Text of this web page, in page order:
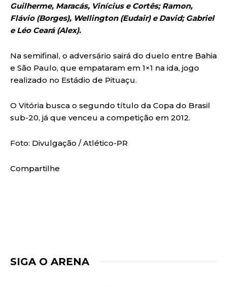
Guilherme, Maracás, Vinícius e Cortês; Ramon,
Flávio (Borges), Wellington (Eudair) e David; Gabriel
e Léo Ceará (Alex).
Na semifinal, o adversário sairá do duelo entre Bahia
e São Paulo, que empataram em 1×1 na ida, jogo
realizado no Estádio de Pituaçu.
O Vitória busca o segundo título da Copa do Brasil
sub-20, já que venceu a competição em 2012.
Foto: Divulgação / Atlético-PR
Compartilhe
SIGA O ARENA